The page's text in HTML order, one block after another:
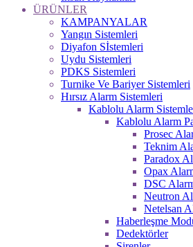
ÜRÜNLER
KAMPANYALAR
Yangın Sistemleri
Diyafon Sİstemleri
Uydu Sistemleri
PDKS Sistemleri
Turnike Ve Bariyer Sistemleri
Hırsız Alarm Sistemleri
Kablolu Alarm
Kablolu Alarm
Prosec
Teknim
Paradox
Opax
DSC
Neutron
Netelsan
Haberleşme
Dedektörler